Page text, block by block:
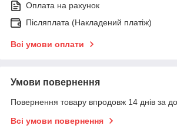
Оплата на рахунок
Післяплата (Накладений платіж)
Всі умови оплати
Умови повернення
Повернення товару впродовж 14 днів за
Всі умови повернення